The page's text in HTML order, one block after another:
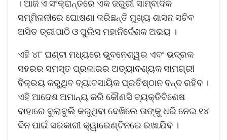
। ଆଜି ଏ ସଂକ୍ରାନ୍ତରେ ଏକ ଜରୁରୀ ସାମ୍ବାଦିକ
ସମ୍ମିଳନୀରେ ଘୋଷଣା କରିଛନ୍ତି ମୁଖ୍ୟ ଶାସନ ସଚିବ
ଅସିତ ତ୍ରୀପାଠି ଓ ପୁଲିସ ମହାନିର୍ଦେଶକ ଅଭୟ ।
ଏହି ୪୮ ଘଣ୍ଟା ମଧ୍ୟରେ ଭୁବନେଶ୍ୱର ଏବଂ ଭଦ୍ରକ
ସହରର ସମସ୍ତ ପ୍ରକାରର ଅତ୍ୟାବଶ୍ୟକ ସାମଗ୍ରୀ
ବିକ୍ରୟ କରୁଥିବ ବ୍ୟାବସାୟିକ ପ୍ରତିଷ୍ଠାନ ବନ୍ଦ ରହିବ ।
ଏହି ଆଦେଶ ଅମାନ୍ୟ କରି କୌଣସି ବ୍ୟକ୍ତିବିଶେଷ
ବାହାରେ ବୁଲାବୁଲି କରୁଥିବା ଦେଖିଲେ ତାଙ୍କୁ ଧରି ନେଇ ୧୪
ଦିନ ପାଇଁ ସରକାରୀ କ୍ୱାରେଣ୍ଟିନରେ ରଖାଯିବ ।